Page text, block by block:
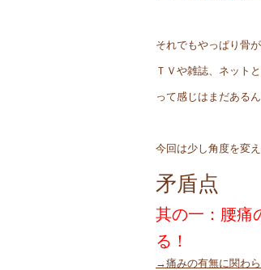
それでもやっぱり骨
ＴＶや雑誌、ネット
って感じはまだある
今回は少し角度を変
矛盾点
其の一：腰痛
る！
→痛みの有無に関わら